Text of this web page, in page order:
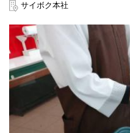
サイボク本社